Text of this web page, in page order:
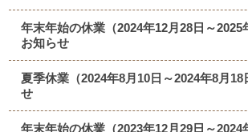
年末年始の休業（2024年12月28日～2025
お知らせ
夏季休業（2024年8月10日～2024年8月18
せ
年末年始の休業（2023年12月29日～2024